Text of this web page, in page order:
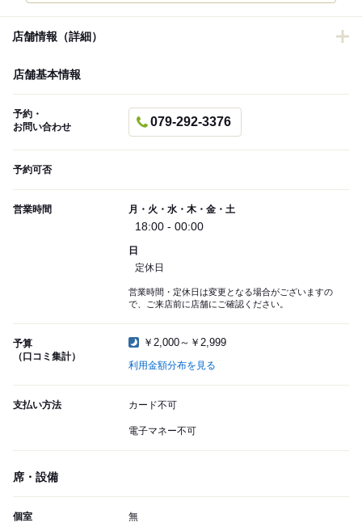
店舗情報（詳細）
店舗基本情報
予約・
お問い合わせ
079-292-3376
予約可否
営業時間 月・火・水・木・金・土
18:00 - 00:00
日
定休日
営業時間・定休日は変更となる場合がございますの
で、ご来店前に店舗にご確認ください。
予算
（口コミ集計）
￥2,000～￥2,999
利用金額分布を見る
支払い方法 カード不可
電子マネー不可
席・設備
個室 無